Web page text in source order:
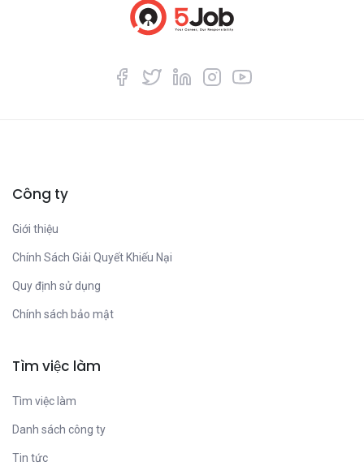
Công ty
Giới thiệu
Chính Sách Giải Quyết Khiếu Nại
Quy định sử dụng
Chính sách bảo mật
Tìm việc làm
Tìm việc làm
Danh sách công ty
Tin tức